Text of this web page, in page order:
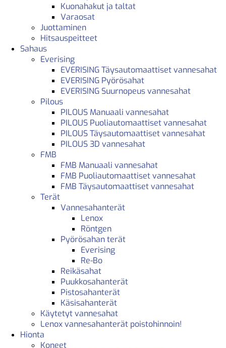
Kuonahakut ja taltat
Varaosat
Juottaminen
Hitsauspeitteet
Sahaus
Everising
EVERISING Täysautomaattiset vannesahat
EVERISING Pyörösahat
EVERISING Suurnopeus vannesahat
Pilous
PILOUS Manuaali vannesahat
PILOUS Puoliautomaattiset vannesahat
PILOUS Täysautomaattiset vannesahat
PILOUS 3D vannesahat
FMB
FMB Manuaali vannesahat
FMB Puoliautomaattiset vannesahat
FMB Täysautomaattiset vannesahat
Terät
Vannesahanterät
Lenox
Röntgen
Pyörösahan terät
Everising
Re-Bo
Reikäsahat
Puukkosahanterät
Pistosahanterät
Käsisahanterät
Käytetyt vannesahat
Lenox vannesahanterät poistohinnoin!
Hionta
Koneet